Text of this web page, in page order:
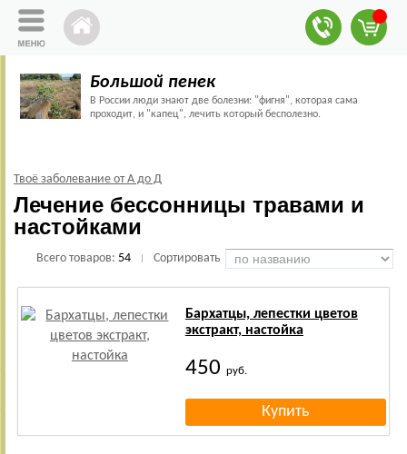
Большой пенек
В России люди знают две болезни: "фигня", которая сама
проходит, и "капец", лечить который бесполезно.
Твоё заболевание от А до Д
Лечение бессонницы травами и
настойками
Всего товаров: 54 Сортировать
Бархатцы, лепестки цветов
экстракт, настойка
450 руб.